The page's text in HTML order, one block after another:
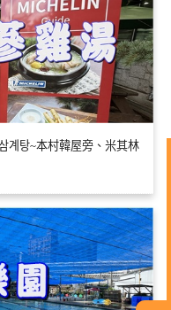
계탕~本村韓屋旁、米其林